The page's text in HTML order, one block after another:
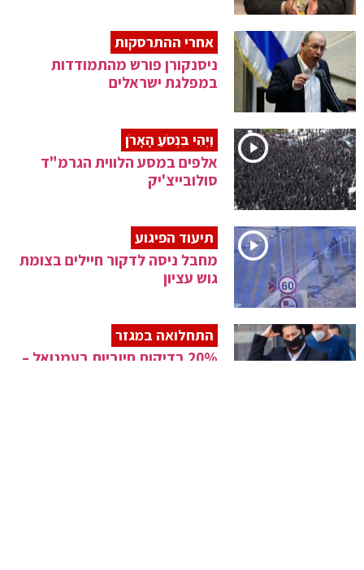
אחרי ההתרסקות
ניסנקורן פורש מהתמודדות
במפלגת ישראלים
וַיְהִי בִּנְסֹעַ הָאָרֹן
אלפים במסע הלווית הגרמ"ד
סולובייצ'יק
תיעוד הפיגוע
מחבל ניסה לדקור חיילים בצומת
גוש עציון
התחלואה במגזר
20% בדיקות חיוביות בעמנואל –